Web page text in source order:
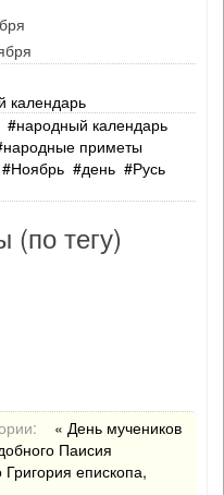
календарь
народный календарь
народные приметы
Ноябрь день
Русь
(по тегу)
« День мучеников
Паисия
Григория епископа,